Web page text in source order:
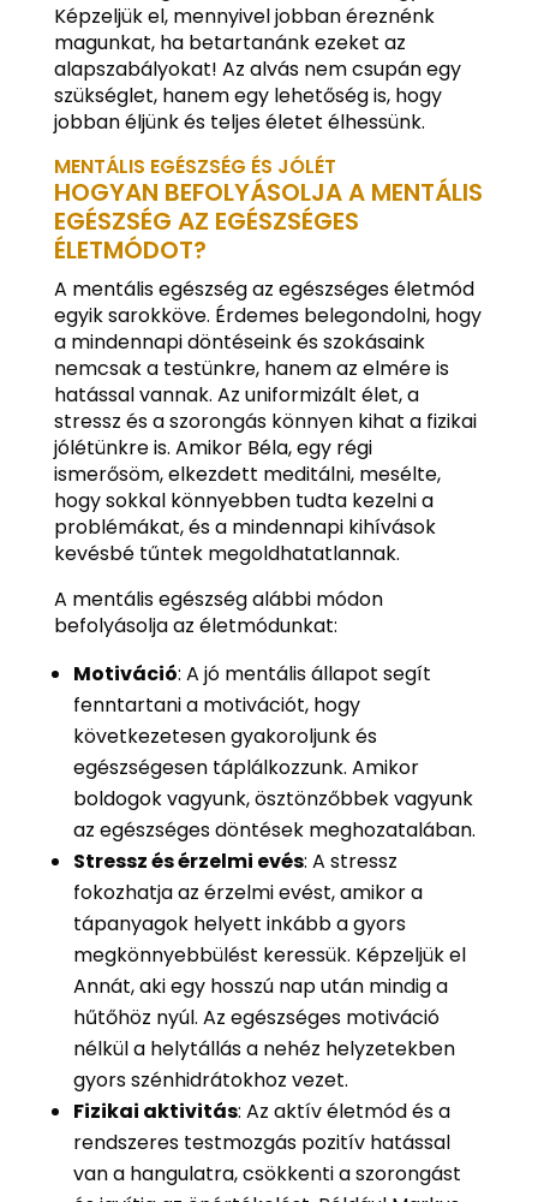
Képzeljük el, mennyivel jobban éreznénk
magunkat, ha betartanánk ezeket az
alapszabályokat! Az alvás nem csupán egy
szükséglet, hanem egy lehetőség is, hogy
jobban éljünk és teljes életet élhessünk.
MENTÁLIS EGÉSZSÉG ÉS JÓLÉT
HOGYAN BEFOLYÁSOLJA A MENTÁLIS
EGÉSZSÉG AZ EGÉSZSÉGES
ÉLETMÓDOT?
A mentális egészség az egészséges életmód
egyik sarokköve. Érdemes belegondolni, hogy
a mindennapi döntéseink és szokásaink
nemcsak a testünkre, hanem az elmére is
hatással vannak. Az uniformizált élet, a
stressz és a szorongás könnyen kihat a fizikai
jólétünkre is. Amikor Béla, egy régi
ismerősöm, elkezdett meditálni, mesélte,
hogy sokkal könnyebben tudta kezelni a
problémákat, és a mindennapi kihívások
kevésbé tűntek megoldhatatlannak.
A mentális egészség alábbi módon
befolyásolja az életmódunkat:
Motiváció: A jó mentális állapot segít
fenntartani a motivációt, hogy
következetesen gyakoroljunk és
egészségesen táplálkozzunk. Amikor
boldogok vagyunk, ösztönzőbbek vagyunk
az egészséges döntések meghozatalában.
Stressz és érzelmi evés: A stressz
fokozhatja az érzelmi evést, amikor a
tápanyagok helyett inkább a gyors
megkönnyebbülést keressük. Képzeljük el
Annát, aki egy hosszú nap után mindig a
hűtőhöz nyúl. Az egészséges motiváció
nélkül a helytállás a nehéz helyzetekben
gyors szénhidrátokhoz vezet.
Fizikai aktivitás: Az aktív életmód és a
rendszeres testmozgás pozitív hatással
van a hangulatra, csökkenti a szorongást